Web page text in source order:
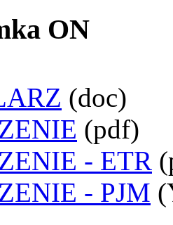
ON
(doc)
(pdf)
- ETR
- PJM